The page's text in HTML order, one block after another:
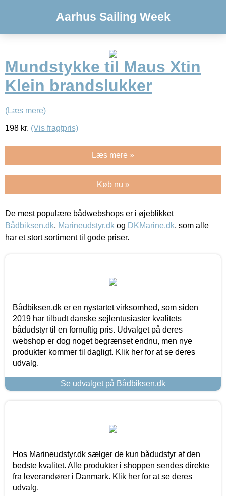
Aarhus Sailing Week
Mundstykke til Maus Xtin
Klein brandslukker
(Læs mere)
198 kr. (Vis fragtpris)
Læs mere »
Køb nu »
De mest populære bådwebshops er i øjeblikket
Bådbiksen.dk, Marineudstyr.dk og DKMarine.dk, som alle
har et stort sortiment til gode priser.
Bådbiksen.dk er en nystartet virksomhed, som siden
2019 har tilbudt danske sejlentusiaster kvalitets
bådudstyr til en fornuftig pris. Udvalget på deres
webshop er dog noget begrænset endnu, men nye
produkter kommer til dagligt. Klik her for at se deres
udvalg.
Se udvalget på Bådbiksen.dk
Hos Marineudstyr.dk sælger de kun bådudstyr af den
bedste kvalitet. Alle produkter i shoppen sendes direkte
fra leverandører i Danmark. Klik her for at se deres
udvalg.